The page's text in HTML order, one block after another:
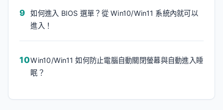
如何進入 BIOS 選單？從 Win10/Win11 系統內就可以
進入！
Win10/Win11 如何防止電腦自動關閉螢幕與自動進入睡
眠？